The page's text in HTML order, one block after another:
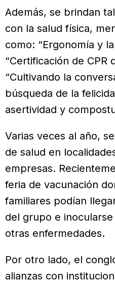
Además, se brindan
con la salud física,
como: “Ergonomía y
“Certificación de CPR
“Cultivando la
búsqueda de la
asertividad y
Varias veces al año,
de salud en
empresas.
feria de vacunación
familiares podían
del grupo e
otras enfermedades.
Por otro lado, el
alianzas con